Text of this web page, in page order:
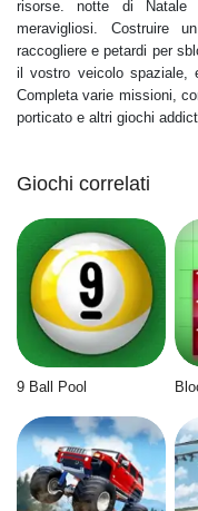
risorse. notte di
meravigliosi. Costruire
raccogliere e petardi per
il vostro veicolo spaziale,
Completa varie missioni,
porticato e altri giochi
Giochi correlati
9 Ball Pool